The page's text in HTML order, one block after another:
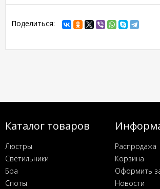
Поделиться:
Каталог товаров
Люстры
Светильники
Бра
Споты
Распродажа
Корзина
Оформить
Новости